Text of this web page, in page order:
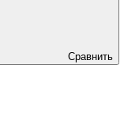
Сравнить